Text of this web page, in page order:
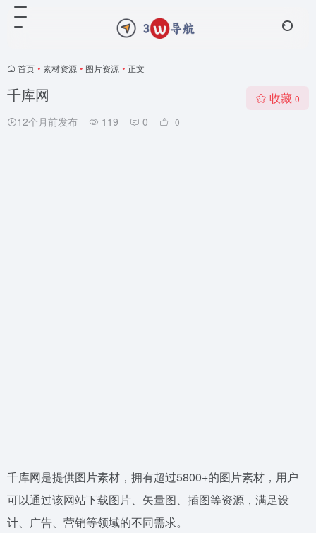
首页 • 素材资源 • 图片资源 • 正文
千库网
12个月前发布 119 0 0
收藏 0
千库网是提供图片素材，拥有超过5800+的图片素材，用户
可以通过该网站下载图片、矢量图、插图等资源，满足设
计、广告、营销等领域的不同需求。